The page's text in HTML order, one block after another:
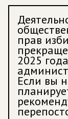
прав
2025
Если вы